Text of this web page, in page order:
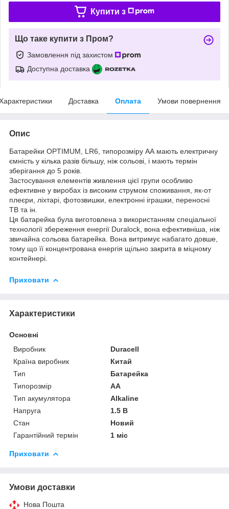
Купити з
Що таке купити з Пром?
Замовлення під захистом
Доступна доставка
Доставка Оплата Умови повернення
Опис
Батарейки OPTIMUM, LR6, типорозміру АА мають електричну
ємність у кілька разів більшу, ніж сольові, і мають термін
зберігання до 5 років.
Застосування елементів живлення цієї групи особливо
ефективне у виробах із високим струмом споживання, як-от
плеєри, ліхтарі, фотозвишки, електронні іграшки, переносні
ТВ та ін.
Ця батарейка була виготовлена з використанням спеціальної
технології збереження енергії Duralock, вона ефективніша, ніж
звичайна сольова батарейка. Вона витримує набагато довше,
тому що її концентрована енергія щільно закрита в міцному
контейнері.
Приховати
Характеристики
Основні
Виробник
Duracell
Країна виробник
Китай
Тип
Батарейка
Типорозмір
AA
Тип акумулятора
Alkaline
Напруга
1.5 В
Стан
Новий
Гарантійний термін
1 міс
Приховати
Умови доставки
Нова Пошта